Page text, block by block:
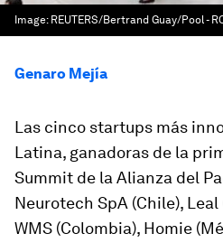
Image: REUTERS/Bertrand Guay/Pool -
Genaro Mejía
Las cinco startups más
Latina, ganadoras de la
Summit de la Alianza del
Neurotech SpA (Chile),
WMS (Colombia), Homie